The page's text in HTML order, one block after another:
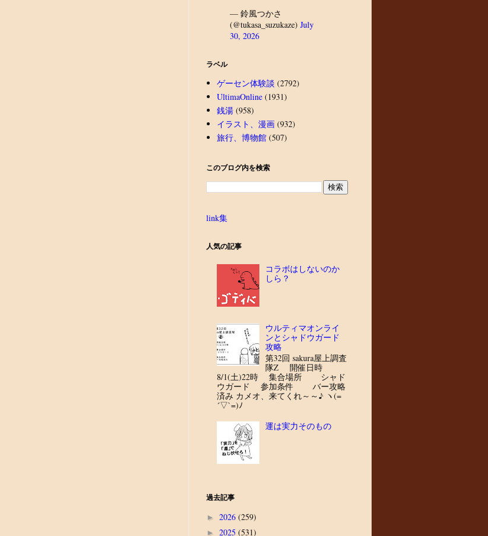
— 鈴風つかさ
(@tukasa_suzukaze) July
30, 2026
ラベル
ゲーセン体験談 (2792)
UltimaOnline (1931)
銭湯 (958)
イラスト、漫画 (932)
旅行、博物館 (507)
このブログ内を検索
link集
人気の記事
コラボはしないのか
しら？
ウルティマオンライ
ンとシャドウガード
攻略
第32回 sakura屋上調査
隊Z 開催日時
8/1(土)22時 集合場所 シャド
ウガード 参加条件 バー攻略
済み カメオ、来てくれ～～♪ ヽ(=
´▽`=)ﾉ
運は実力そのもの
過去記事
► 2026 (259)
► 2025 (531)